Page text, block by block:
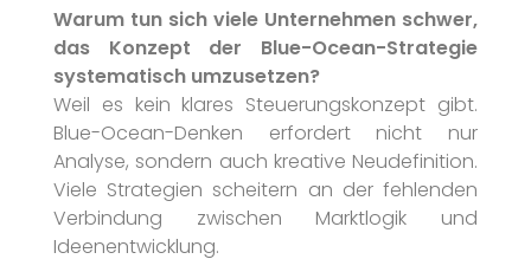
Warum tun sich viele Unternehmen schwer,
das Konzept der Blue-Ocean-Strategie
systematisch umzusetzen?
Weil es kein klares Steuerungskonzept gibt.
Blue-Ocean-Denken erfordert nicht nur
Analyse, sondern auch kreative Neudefinition.
Viele Strategien scheitern an der fehlenden
Verbindung zwischen Marktlogik und
Ideenentwicklung.